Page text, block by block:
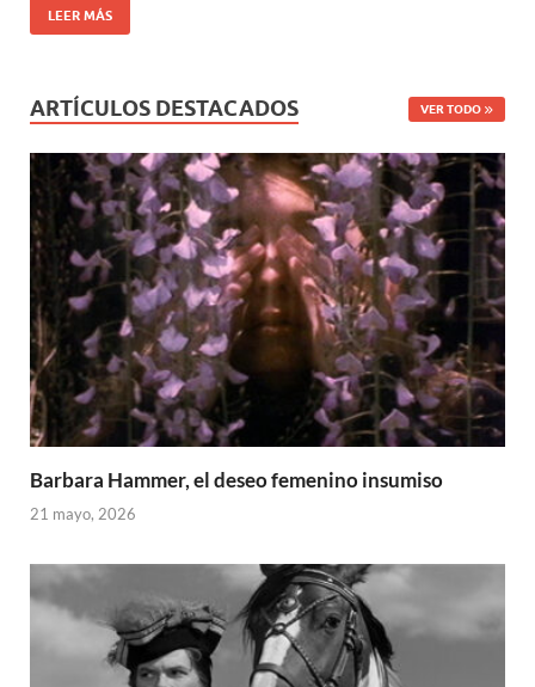
LEER MÁS
ARTÍCULOS DESTACADOS VER TODO
Barbara Hammer, el deseo femenino insumiso
21 mayo, 2026